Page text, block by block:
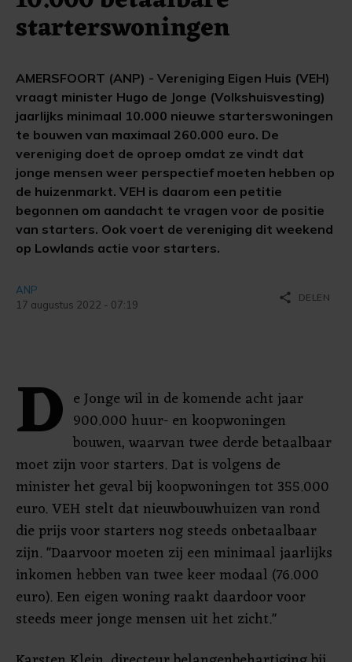
starterswoningen
AMERSFOORT (ANP) - Vereniging Eigen Huis (VEH)
vraagt minister Hugo de Jonge (Volkshuisvesting)
jaarlijks minimaal 10.000 nieuwe starterswoningen
te bouwen van maximaal 260.000 euro. De
vereniging doet de oproep omdat ze vindt dat
jonge mensen weer perspectief moeten hebben op
de huizenmarkt. VEH is daarom een petitie
begonnen om aandacht te vragen voor de positie
van starters. Ook voert de vereniging dit weekend
op Lowlands actie voor starters.
ANP
17 augustus 2022 - 07:19
share DELEN
D e Jonge wil in de komende acht jaar
900.000 huur- en koopwoningen
bouwen, waarvan twee derde betaalbaar
moet zijn voor starters. Dat is volgens de
minister het geval bij koopwoningen tot 355.000
euro. VEH stelt dat nieuwbouwhuizen van rond
die prijs voor starters nog steeds onbetaalbaar
zijn. "Daarvoor moeten zij een minimaal jaarlijks
inkomen hebben van twee keer modaal (76.000
euro). Een eigen woning raakt daardoor voor
steeds meer jonge mensen uit het zicht."